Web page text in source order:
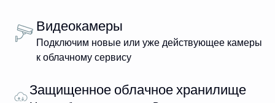
Видеокамеры
Подключим новые или уже действующее камеры
к облачному сервису
Защищенное облачное хранилище